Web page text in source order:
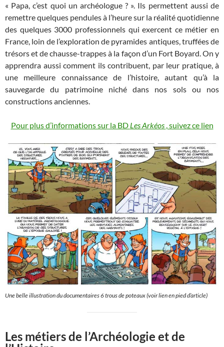
« Papa, c’est quoi un archéologue ? ». Ils permettent aussi de
remettre quelques pendules à l’heure sur la réalité quotidienne
des quelques 3000 professionnels qui exercent ce métier en
France, loin de l’exploration de pyramides antiques, truffées de
trésors et de chausse-trappes à la façon d’un Fort Boyard. On y
apprendra aussi comment ils contribuent, par leur pratique, à
une meilleure connaissance de l’histoire, autant qu’à la
sauvegarde du patrimoine niché dans nos sols ou nos
constructions anciennes.
Pour plus d’informations sur la BD Les Arkéos , suivez ce lien
Une belle illustration du documentaires 6 trous de poteaux (voir lien en pied d’article)
Les métiers de l’Archéologie et de